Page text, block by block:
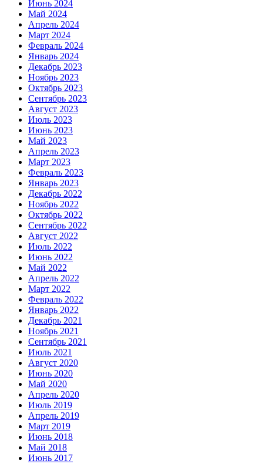
Июнь 2024
Май 2024
Апрель 2024
Март 2024
Февраль 2024
Январь 2024
Декабрь 2023
Ноябрь 2023
Октябрь 2023
Сентябрь 2023
Август 2023
Июль 2023
Июнь 2023
Май 2023
Апрель 2023
Март 2023
Февраль 2023
Январь 2023
Декабрь 2022
Ноябрь 2022
Октябрь 2022
Сентябрь 2022
Август 2022
Июль 2022
Июнь 2022
Май 2022
Апрель 2022
Март 2022
Февраль 2022
Январь 2022
Декабрь 2021
Ноябрь 2021
Сентябрь 2021
Июль 2021
Август 2020
Июнь 2020
Май 2020
Апрель 2020
Июль 2019
Апрель 2019
Март 2019
Июнь 2018
Май 2018
Июнь 2017